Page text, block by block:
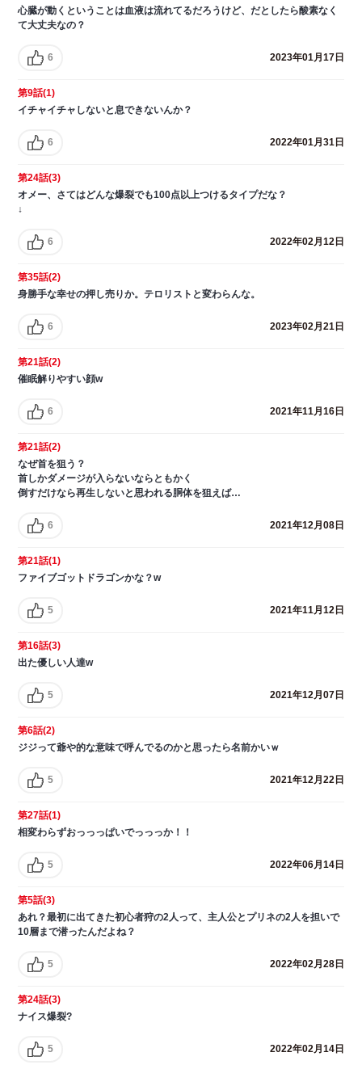
心臓が動くということは血液は流れてるだろうけど、だとしたら酸素なく
て大丈夫なの？
6 2023年01月17日
第9話(1)
イチャイチャしないと息できないんか？
6 2022年01月31日
第24話(3)
オメー、さてはどんな爆裂でも100点以上つけるタイプだな？
↓
6 2022年02月12日
第35話(2)
身勝手な幸せの押し売りか。テロリストと変わらんな。
6 2023年02月21日
第21話(2)
催眠解りやすい顔w
6 2021年11月16日
第21話(2)
なぜ首を狙う？
首しかダメージが入らないならともかく
倒すだけなら再生しないと思われる胴体を狙えば…
6 2021年12月08日
第21話(1)
ファイブゴットドラゴンかな？w
5 2021年11月12日
第16話(3)
出た優しい人達w
5 2021年12月07日
第6話(2)
ジジって爺や的な意味で呼んでるのかと思ったら名前かいｗ
5 2021年12月22日
第27話(1)
相変わらずおっっっぱいでっっっか！！
5 2022年06月14日
第5話(3)
あれ？最初に出てきた初心者狩の2人って、主人公とプリネの2人を担いで
10層まで潜ったんだよね？
5 2022年02月28日
第24話(3)
ナイス爆裂?
5 2022年02月14日